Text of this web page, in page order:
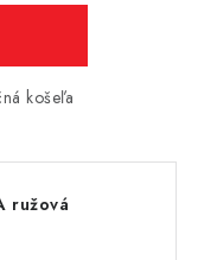
košeľa
ružová